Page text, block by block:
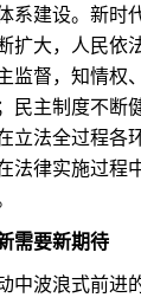
系建设。新时
扩大，人民依
监督，知情权
民主制度不断
立法全过程各
法律实施过程
需要新期待
波浪式前进